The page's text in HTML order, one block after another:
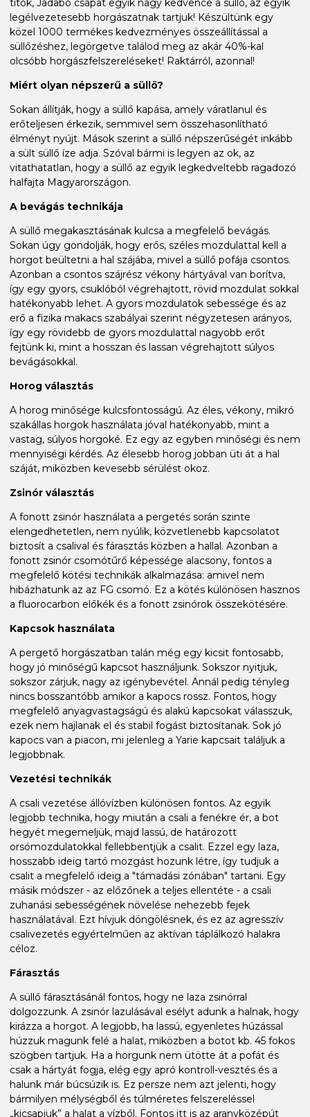
titok, Jadabo csapat egyik nagy kedvence a süllő, az egyik
legélvezetesebb horgászatnak tartjuk! Készültünk egy
közel 1000 termékes kedvezményes összeállítással a
süllőzéshez, legörgetve találod meg az akár 40%-kal
olcsóbb horgászfelszereléseket! Raktárról, azonnal!
Miért olyan népszerű a süllő?
Sokan állítják, hogy a süllő kapása, amely váratlanul és
erőteljesen érkezik, semmivel sem összehasonlítható
élményt nyújt. Mások szerint a süllő népszerűségét inkább
a sült süllő íze adja. Szóval bármi is legyen az ok, az
vitathatatlan, hogy a süllő az egyik legkedveltebb ragadozó
halfajta Magyarországon.
A bevágás technikája
A süllő megakasztásának kulcsa a megfelelő bevágás.
Sokan úgy gondolják, hogy erős, széles mozdulattal kell a
horgot beültetni a hal szájába, mivel a süllő pofája csontos.
Azonban a csontos szájrész vékony hártyával van borítva,
így egy gyors, csuklóból végrehajtott, rövid mozdulat sokkal
hatékonyabb lehet. A gyors mozdulatok sebessége és az
erő a fizika makacs szabályai szerint négyzetesen arányos,
így egy rövidebb de gyors mozdulattal nagyobb erőt
fejtünk ki, mint a hosszan és lassan végrehajtott súlyos
bevágásokkal.
Horog választás
A horog minősége kulcsfontosságú. Az éles, vékony, mikró
szakállas horgok használata jóval hatékonyabb, mint a
vastag, súlyos horgoké. Ez egy az egyben minőségi és nem
mennyiségi kérdés. Az élesebb horog jobban üti át a hal
száját, miközben kevesebb sérülést okoz.
Zsinór választás
A fonott zsinór használata a pergetés során szinte
elengedhetetlen, nem nyúlik, közvetlenebb kapcsolatot
biztosít a csalival és fárasztás közben a hallal. Azonban a
fonott zsinór csomótűrő képessége alacsony, fontos a
megfelelő kötési technikák alkalmazása: amivel nem
hibázhatunk az az FG csomó. Ez a kötés különösen hasznos
a fluorocarbon előkék és a fonott zsinórok összekötésére.
Kapcsok használata
A pergető horgászatban talán még egy kicsit fontosabb,
hogy jó minőségű kapcsot használjunk. Sokszor nyitjuk,
sokszor zárjuk, nagy az igénybevétel. Annál pedig tényleg
nincs bosszantóbb amikor a kapocs rossz. Fontos, hogy
megfelelő anyagvastagságú és alakú kapcsokat válasszuk,
ezek nem hajlanak el és stabil fogást biztosítanak. Sok jó
kapocs van a piacon, mi jelenleg a Yarie kapcsait találjuk a
legjobbnak.
Vezetési technikák
A csali vezetése állóvízben különösen fontos. Az egyik
legjobb technika, hogy miután a csali a fenékre ér, a bot
hegyét megemeljük, majd lassú, de határozott
orsómozdulatokkal fellebbentjük a csalit. Ezzel egy laza,
hosszabb ideig tartó mozgást hozunk létre, így tudjuk a
csalit a megfelelő ideig a "támadási zónában" tartani. Egy
másik módszer - az előzőnek a teljes ellentéte - a csali
zuhanási sebességének növelése nehezebb fejek
használatával. Ezt hívjuk döngölésnek, és ez az agresszív
csalivezetés egyértelműen az aktívan táplálkozó halakra
céloz.
Fárasztás
A süllő fárasztásánál fontos, hogy ne laza zsinórral
dolgozzunk. A zsinór lazulásával esélyt adunk a halnak, hogy
kirázza a horgot. A legjobb, ha lassú, egyenletes húzással
húzzuk magunk felé a halat, miközben a botot kb. 45 fokos
szögben tartjuk. Ha a horgunk nem ütötte át a pofát és
csak a hártyát fogja, elég egy apró kontroll-vesztés és a
halunk már búcsúzik is. Ez persze nem azt jelenti, hogy
bármilyen mélységből és túlméretes felszereléssel
„kicsapjuk” a halat a vízből. Fontos itt is az aranyközépút